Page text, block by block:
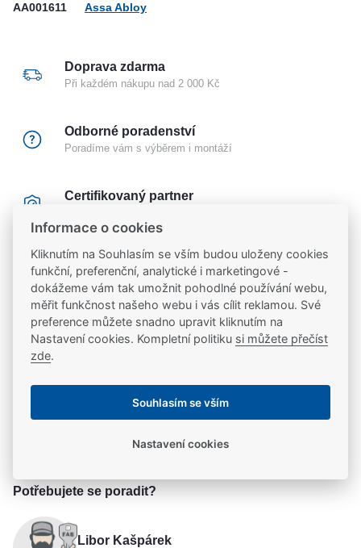
AA001611
Assa Abloy
Doprava zdarma
Při každém nákupu nad 2 000 Kč
Odborné poradenství
Poradíme vám s výběrem i montáží
Certifikovaný partner
20 let na trhu
Poradíme vám, máme 20 let zkušeností
Popis
Mechanický zadlabací panikový zámek ovládání
cylindrickou vložkou
- panikový zámek dle norem EN1125 a EN179
- jednozápadový, pravo/levý
- tzv. tichá střelka - s plastovým tlumením nárazů
provést odklopením zarážky umístěné za vodítkem
Ke stažení
produktový list
prohlášení shody
Parametry a specifikace
Výrobce
Provedení zadlabacího zámku
Potřebujete se poradit?
Libor Kašpárek
Informace o cookies
Kliknutím na Souhlasím se vším budou uloženy cookies
funkční, preferenční, analytické i marketingové -
dokážeme vám tak umožnit pohodlné používání webu,
měřit funkčnost našeho webu i vás cílit reklamou. Své
preference můžete snadno upravit kliknutím na
Nastavení cookies. Kompletní politiku si můžete přečíst
zde.
Souhlasím se vším
Nastavení cookies